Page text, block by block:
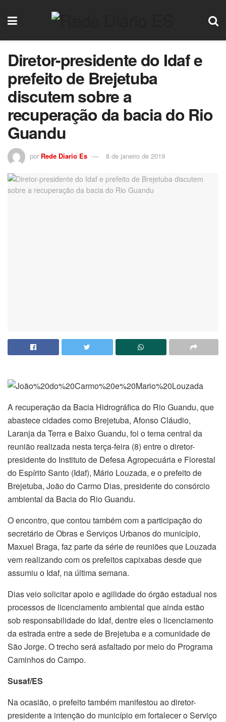
Diretor-presidente do Idaf e
prefeito de Brejetuba
discutem sobre a
recuperação da bacia do Rio
Guandu
por Rede Diario Es 8 de janeiro de 2019
A recuperação da Bacia Hidrográfica do Rio Guandu, que
abastece cidades como Brejetuba, Afonso Cláudio,
Laranja da Terra e Baixo Guandu, foi o tema central da
reunião realizada nesta terça-feira (8) entre o diretor-
presidente do Instituto de Defesa Agropecuária e Florestal
do Espírito Santo (Idaf), Mário Louzada, e o prefeito de
Brejetuba, João do Carmo Dias, presidente do consórcio
ambiental da Bacia do Rio Guandu.
O encontro, que contou também com a participação do
secretário de Obras e Serviços Urbanos do município,
Maxuel Braga, faz parte da série de reuniões que Louzada
vem realizando com os prefeitos capixabas desde que
assumiu o Idaf, na última semana.
Dias veio solicitar apoio e agilidade do órgão estadual nos
processos de licenciamento ambiental que ainda estão
sob responsabilidade do Idaf, dentre eles o licenciamento
da estrada entre a sede de Brejetuba e a comunidade de
São Jorge. O trecho será asfaltado por meio do Programa
Caminhos do Campo.
Susaf/ES
Na ocasião, o prefeito também manifestou ao diretor-
presidente a intenção do município em fortalecer o Serviço